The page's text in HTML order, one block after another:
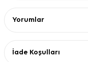
Yorumlar
İade Koşulları